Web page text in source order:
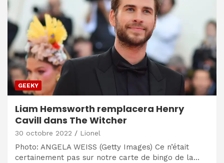
GEEKY
Liam Hemsworth remplacera Henry
Cavill dans The Witcher
30 octobre 2022 Lionel
Photo: ANGELA WEISS (Getty Images) Ce n’était
certainement pas sur notre carte de bingo de la…